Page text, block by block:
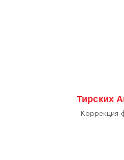
Тирских
Коррекция